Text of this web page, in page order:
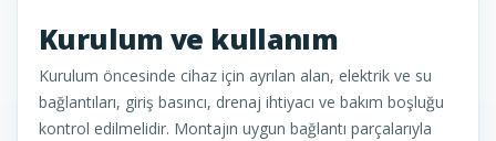
Kurulum ve kullanım
Kurulum öncesinde cihaz için ayrılan alan, elektrik ve su
bağlantıları, giriş basıncı, drenaj ihtiyacı ve bakım boşluğu
kontrol edilmelidir. Montajın uygun bağlantı parçalarıyla